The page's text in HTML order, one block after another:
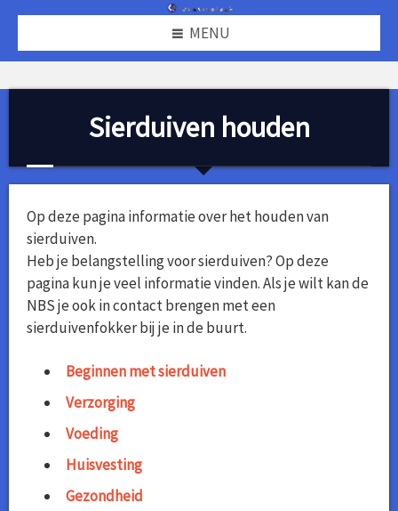
MENU
Sierduiven houden
Op deze pagina informatie over het houden van
sierduiven.
Heb je belangstelling voor sierduiven? Op deze
pagina kun je veel informatie vinden. Als je wilt kan de
NBS je ook in contact brengen met een
sierduivenfokker bij je in de buurt.
Beginnen met sierduiven
Verzorging
Voeding
Huisvesting
Gezondheid